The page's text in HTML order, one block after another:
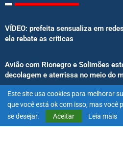
VÍDEO: prefeita sensualiza em
ela rebate as críticas
Avião com Rionegro e Solimões
decolagem e aterrissa no meio do
Senado aprova proibição de atletas
anúncios de bets
Este site usa cookies para melhorar
que você está ok com isso, mas
se desejar.
Aceitar Leia mais